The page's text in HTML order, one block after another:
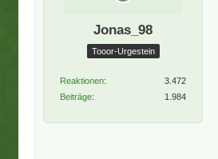
Jonas_98
Tooor-Urgestein
Reaktionen
3.472
Beiträge
1.984